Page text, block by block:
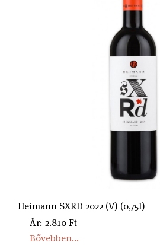
Heimann SXRD 2022 (V) (0,75l)
Ár: 2.810 Ft
Bővebben...